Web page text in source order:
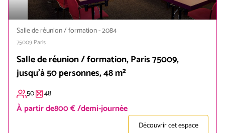
Salle de réunion / formation-2084
75009 Paris
Salle de réunion / formation, Paris 75009,
jusqu'à 50 personnes, 48 m²
50 48
À partir de800 € /demi-journée
Découvrir cet espace